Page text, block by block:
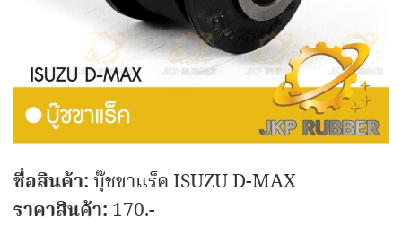
ชื่อสินค้า:บุ๊ชขาแร็ค ISUZU D-MAX
ราคาสินค้า: 170.-